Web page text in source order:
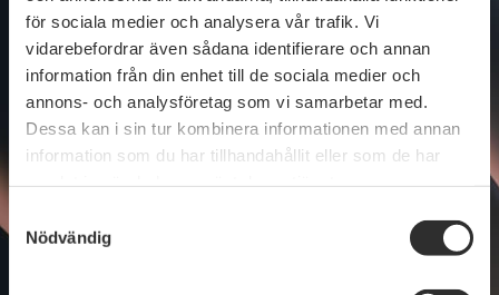
för sociala medier och analysera vår trafik. Vi
vidarebefordrar även sådana identifierare och annan
information från din enhet till de sociala medier och
annons- och analysföretag som vi samarbetar med.
Dessa kan i sin tur kombinera informationen med annan
information som du har tillhandahållit eller som de har
Nödvändig
Förnamn
Efternamn